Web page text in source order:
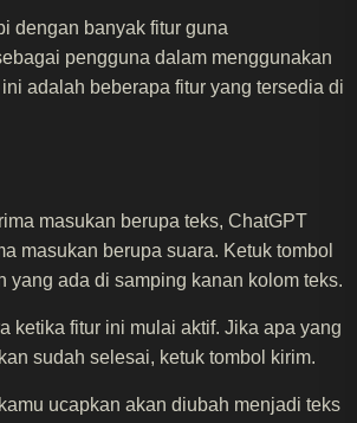
dengan banyak fitur guna
pengguna dalam menggunakan
adalah beberapa fitur yang tersedia di
masukan berupa teks, ChatGPT
masukan berupa suara. Ketuk tombol
yang ada di samping kanan kolom teks.
ketika fitur ini mulai aktif. Jika apa yang
sudah selesai, ketuk tombol kirim.
ucapkan akan diubah menjadi teks